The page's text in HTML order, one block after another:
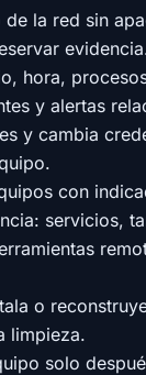
de la red sin
hora,
y alertas
y cambia
con
servicios,
o
limpieza.
solo